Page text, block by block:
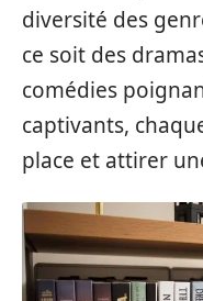
diversité des
ce soit des
comédies
captivants,
place et attirer